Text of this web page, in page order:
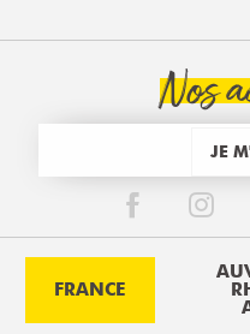
Nos
JE
FRANCE